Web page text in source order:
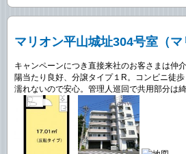
マリオン平山城址304号室（
キャンペーンにつき直接来社のお客さまは仲
陽当たり良好、分譲タイプ１R。コンビニ徒
濡れないので安心。管理人巡回で共用部分は綺